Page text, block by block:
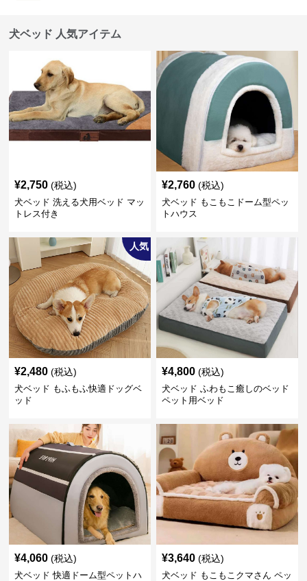
犬ベッド 人気アイテム
¥2,750 (税込)
犬ベッド 洗える犬用ベッド マッ
トレス付き
¥2,760 (税込)
犬ベッド もこもこドーム型ペッ
トハウス
人気
¥2,480 (税込)
犬ベッド もふもふ快適ドッグベ
ッド
¥4,800 (税込)
犬ベッド ふわもこ癒しのベッド
ペット用ベッド
¥4,060 (税込)
犬ベッド 快適ドーム型ペットハ
¥3,640 (税込)
犬ベッド もこもこクマさん ペッ